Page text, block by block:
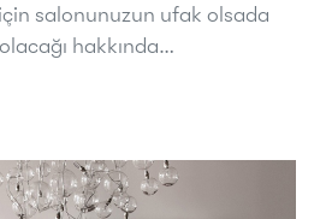
salonunuzun ufak olsada
hakkında…